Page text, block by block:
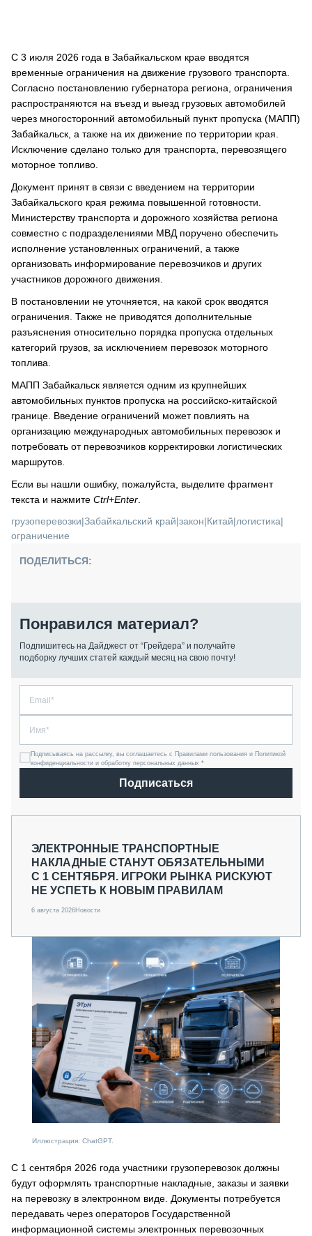
С 3 июля 2026 года в Забайкальском крае вводятся
временные ограничения на движение грузового транспорта.
Согласно постановлению губернатора региона, ограничения
распространяются на въезд и выезд грузовых автомобилей
через многосторонний автомобильный пункт пропуска (МАПП)
Забайкальск, а также на их движение по территории края.
Исключение сделано только для транспорта, перевозящего
моторное топливо.
Документ принят в связи с введением на территории
Забайкальского края режима повышенной готовности.
Министерству транспорта и дорожного хозяйства региона
совместно с подразделениями МВД поручено обеспечить
исполнение установленных ограничений, а также
организовать информирование перевозчиков и других
участников дорожного движения.
В постановлении не уточняется, на какой срок вводятся
ограничения. Также не приводятся дополнительные
разъяснения относительно порядка пропуска отдельных
категорий грузов, за исключением перевозок моторного
топлива.
МАПП Забайкальск является одним из крупнейших
автомобильных пунктов пропуска на российско-китайской
границе. Введение ограничений может повлиять на
организацию международных автомобильных перевозок и
потребовать от перевозчиков корректировки логистических
маршрутов.
Если вы нашли ошибку, пожалуйста, выделите фрагмент
текста и нажмите Ctrl+Enter
грузоперевозки|Забайкальский край|закон|Китай|логистика|
ограничение
ПОДЕЛИТЬСЯ:
Понравился материал?
Подпишитесь на Дайджест от “Грейдера” и получайте
подборку лучших статей каждый месяц на свою почту!
Подписываясь на рассылку, вы соглашаетесь с Правилами пользования и Политикой
конфиденциальности и обработку персональных данных *
Подписаться
ЭЛЕКТРОННЫЕ ТРАНСПОРТНЫЕ
НАКЛАДНЫЕ СТАНУТ ОБЯЗАТЕЛЬНЫМИ
С 1 СЕНТЯБРЯ. ИГРОКИ РЫНКА РИСКУЮТ
НЕ УСПЕТЬ К НОВЫМ ПРАВИЛАМ
6 августа 2026Новости
Иллюстрация: ChatGPT.
С 1 сентября 2026 года участники грузоперевозок должны
будут оформлять транспортные накладные, заказы и заявки
на перевозку в электронном виде. Документы потребуется
передавать через операторов Государственной
информационной системы электронных перевозочных